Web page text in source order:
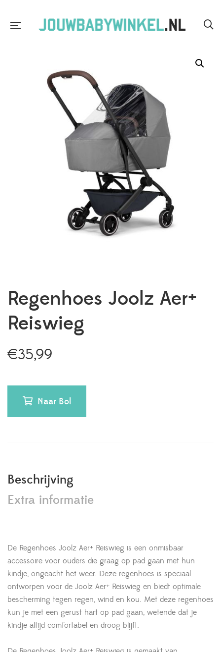
Regenhoes Joolz Aer+
Reiswieg
€35,99
Naar Bol
Beschrijving
Extra informatie
De Regenhoes Joolz Aer+ Reiswieg is een onmisbaar
accessoire voor ouders die graag op pad gaan met hun
kindje, ongeacht het weer. Deze regenhoes is speciaal
ontworpen voor de Joolz Aer+ Reiswieg en biedt optimale
bescherming tegen regen, wind en kou. Met deze regenhoes
kun je met een gerust hart op pad gaan, wetende dat je
kindje altijd comfortabel en droog blijft.